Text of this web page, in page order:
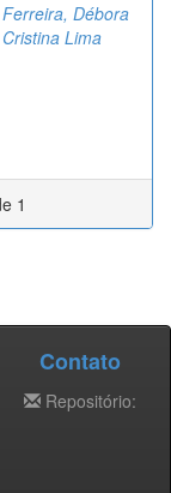
Ferreira, Débora
Cristina Lima
1
Contato
Repositório: